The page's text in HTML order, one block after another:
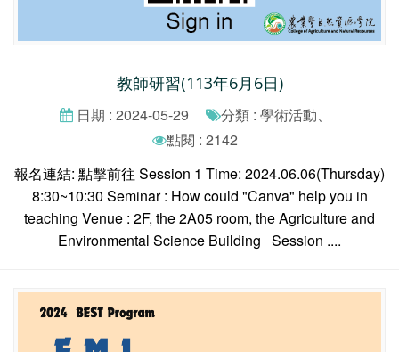
教師研習(113年6月6日)
日期 : 2024-05-29
分類 : 學術活動、
點閱 : 2142
報名連結: 點擊前往 Session 1 Time: 2024.06.06(Thursday)
8:30~10:30 Seminar : How could "Canva" help you in
teaching Venue : 2F, the 2A05 room, the Agriculture and
Environmental Science Building Session ....